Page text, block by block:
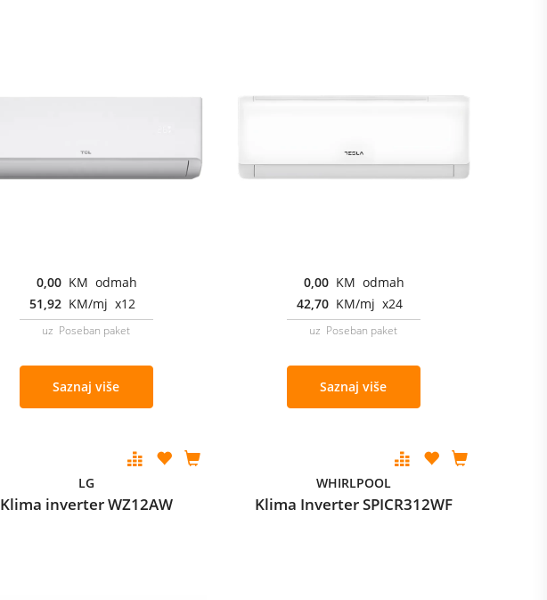
0,00 KM odmah
51,92 KM/mj x12
uz Poseban paket
Saznaj više
0,00 KM odmah
42,70 KM/mj x24
uz Poseban paket
Saznaj više
LG
Klima inverter WZ12AW
WHIRLPOOL
Klima Inverter SPICR312WF